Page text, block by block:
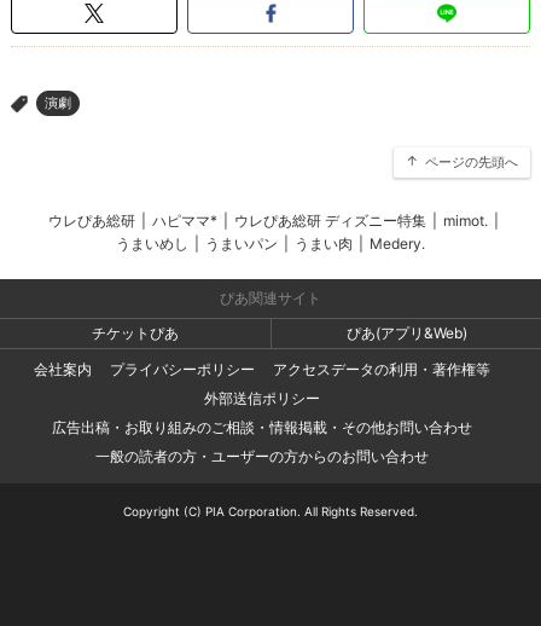
> 演劇
ページの先頭へ
ウレぴあ総研 ハピママ* ウレぴあ総研 ディズニー特集 mimot.
うまいめし
うまいパン うまい肉 Medery.
ぴあ関連サイト
チケットぴあ
ぴあ(アプリ&Web)
会社案内
プライバシーポリシー
アクセスデータの利用・著作権等
外部送信ポリシー
広告出稿・お取り組みのご相談・情報掲載・その他お問い合わせ
一般の読者の方・ユーザーの方からのお問い合わせ
Copyright (C) PIA Corporation. All Rights Reserved.